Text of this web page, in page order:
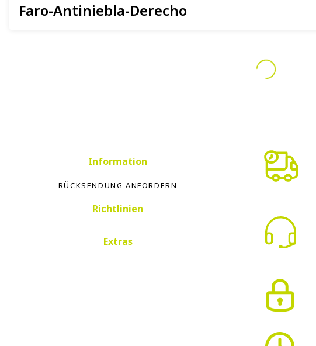
Faro-Antiniebla-Derecho
Information
RÜCKSENDUNG ANFORDERN
Richtlinien
Extras